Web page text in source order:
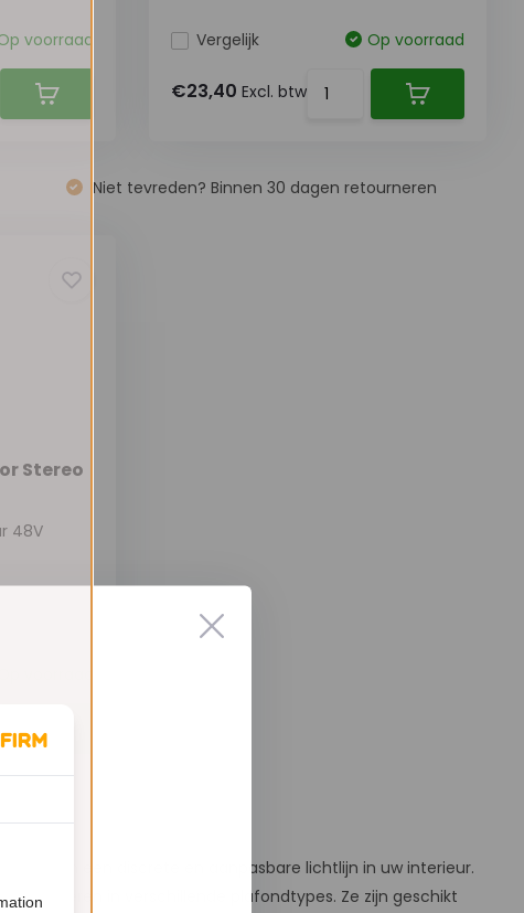
voorraad Vergelijk Op voorraad
€23,40Excl. btw
Niet tevreden? Binnen 30 dagen retourneren
Stereo
48V
van een discrete en aanpasbare lichtlijn in uw interieur.
integreren in verschillende plafondtypes. Ze zijn geschikt